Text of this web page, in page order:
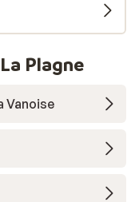
Plagne
Vanoise